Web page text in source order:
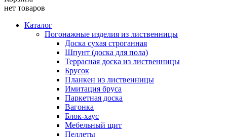
нет товаров
Каталог
Погонажные изделия из лиственницы
Доска сухая строганная
Шпунт (доска для пола)
Террасная доска из лиственницы
Брусок
Планкен из лиственницы
Имитация бруса
Паркетная доска
Вагонка
Блок-хаус
Мебельный щит
Пеллеты